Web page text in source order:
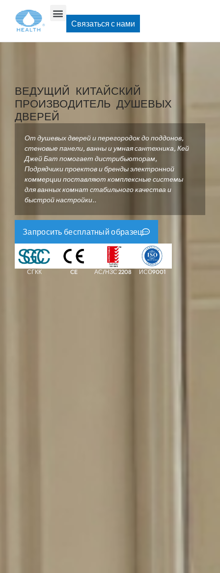
Связаться с нами
ЕДИНСТВЕННЫЙ ПОСТАВЩИК
РЕШЕНИЙ ДЛЯ ВАННОЙ КОМНАТЫ
От душевых дверей и перегородок до поддонов,
стеновые панели, ванны и умная сантехника, Кей
Джей Бат помогает дистрибьюторам,
Подрядчики проектов и бренды электронной
коммерции поставляют комплексные системы
для ванных комнат стабильного качества и
быстрой настройки..
Запросить бесплатный образец
СГКК CE АС/НЗС 2208 ИСО9001